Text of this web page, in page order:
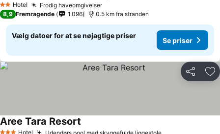
2 Stjerner
Hotel Frodig haveomgivelser
8,9 Fremragende 1.096 0.5 km fra stranden
Vælg datoer for at se nøjagtige priser
Se priser
Del
Hotel Udendørs pool med skyggefulde liggestole
Aree Tara Resort